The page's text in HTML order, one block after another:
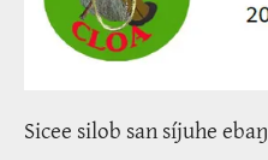
Sicee silob san síjuhe ebaŋ